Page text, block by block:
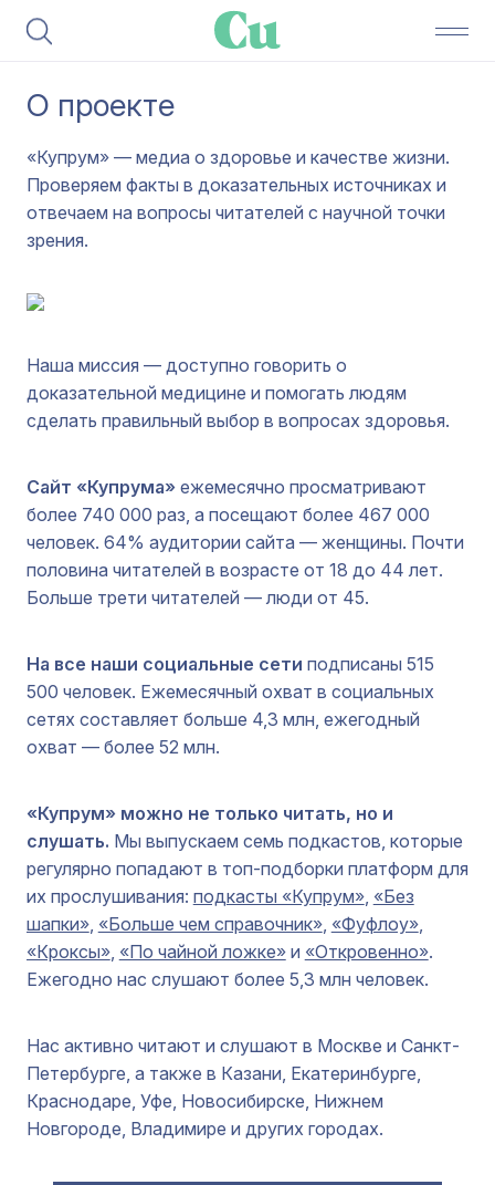
О проекте
«Купрум» — медиа о здоровье и качестве жизни.
Проверяем факты в доказательных источниках и
отвечаем на вопросы читателей с научной точки
зрения.
Наша миссия — доступно говорить о
доказательной медицине и помогать людям
сделать правильный выбор в вопросах здоровья.
Сайт «Купрума»ежемесячно просматривают
более 740 000 раз, а посещают более 467 000
человек. 64% аудитории сайта — женщины. Почти
половина читателей в возрасте от 18 до 44 лет.
Больше трети читателей — люди от 45.
На все наши социальные сети подписаны 515
500 человек. Ежемесячный охват в социальных
сетях составляет больше 4,3 млн, ежегодный
охват — более 52 млн.
«Купрум» можно не только читать, но и
слушать. Мы выпускаем семь подкастов, которые
регулярно попадают в топ-подборки платформ для
их прослушивания: подкасты «Купрум», «Без
шапки», «Больше чем справочник», «Фуфлоу»,
«Кроксы», «По чайной ложке»и «Откровенно».
Ежегодно нас слушают более 5,3 млн человек.
Нас активно читают и слушают в Москве и Санкт-
Петербурге, а также в Казани, Екатеринбурге,
Краснодаре, Уфе, Новосибирске, Нижнем
Новгороде, Владимире и других городах.